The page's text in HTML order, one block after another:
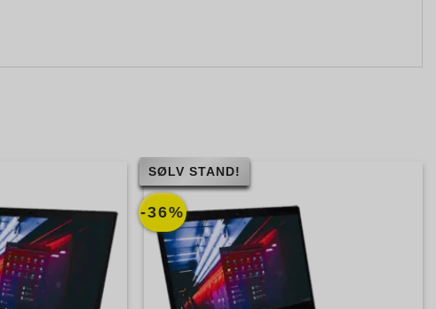
-36%
SØLV STAND!